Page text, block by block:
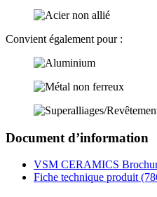
Convient également pour :
Document d’information
VSM CERAMICS
Fiche technique produit